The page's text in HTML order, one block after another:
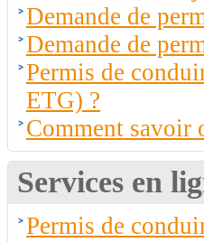
Demande de
Demande de
Permis de
ETG) ?
Comment savoir
Services en
Permis de